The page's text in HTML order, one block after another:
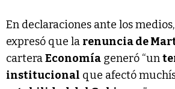
En declaraciones ante los
expresó que la renuncia de
carteraEconomía generó “un
institucional que afectó